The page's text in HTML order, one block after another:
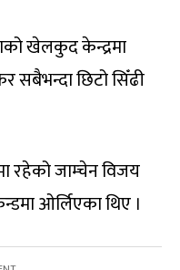
खेलकुद केन्द्रमा
सबैभन्दा छिटो सिँढी
रहेको जाम्चेन विजय
ओर्लिएका थिए ।